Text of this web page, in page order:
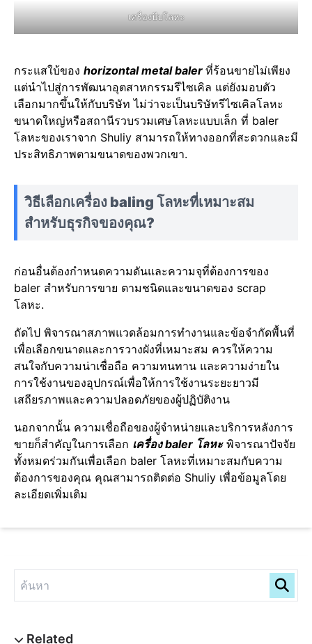
เครื่องบีบโลหะ
กระแสใบ้ของ horizontal metal baler ที่ร้อนขายไม่เพียง
แต่นำไปสู่การพัฒนาอุตสาหกรรมรีไซเคิล แต่ยังมอบตัว
เลือกมากขึ้นให้กับบริษัท ไม่ว่าจะเป็นบริษัทรีไซเคิลโลหะ
ขนาดใหญ่หรือสถานีรวบรวมเศษโลหะแบบเล็ก ที่ baler
โลหะของเราจาก Shuliy สามารถให้ทางออกที่สะดวกและมี
ประสิทธิภาพตามขนาดของพวกเขา.
วิธีเลือกเครื่อง baling โลหะที่เหมาะสม
สำหรับธุรกิจของคุณ?
ก่อนอื่นต้องกำหนดความดันและความจุที่ต้องการของ
baler สำหรับการขาย ตามชนิดและขนาดของ scrap
โลหะ.
ถัดไป พิจารณาสภาพแวดล้อมการทำงานและข้อจำกัดพื้นที่
เพื่อเลือกขนาดและการวางผังที่เหมาะสม ควรให้ความ
สนใจกับความน่าเชื่อถือ ความทนทาน และความง่ายใน
การใช้งานของอุปกรณ์เพื่อให้การใช้งานระยะยาวมี
เสถียรภาพและความปลอดภัยของผู้ปฏิบัติงาน
นอกจากนั้น ความเชื่อถือของผู้จำหน่ายและบริการหลังการ
ขายก็สำคัญในการเลือก เครื่อง baler โลหะพิจารณาปัจจัย
ทั้งหมดร่วมกันเพื่อเลือก baler โลหะที่เหมาะสมกับความ
ต้องการของคุณ คุณสามารถติดต่อ Shuliy เพื่อข้อมูลโดย
ละเอียดเพิ่มเติม